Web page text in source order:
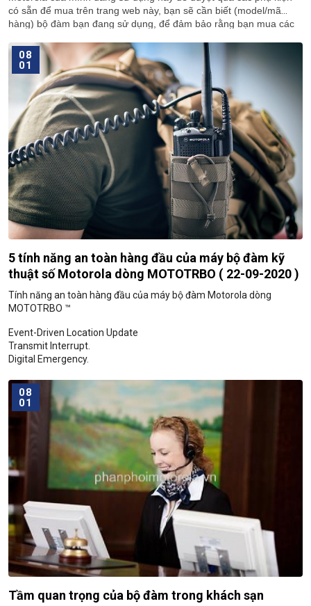
có sẵn để mua trên trang web này, bạn sẽ cần biết (model/mã
hàng) bộ đàm bạn đang sử dụng, để đảm bảo rằng bạn mua các
08
01
5 tính năng an toàn hàng đầu của máy bộ đàm kỹ
thuật số Motorola dòng MOTOTRBO ( 22-09-2020 )
Tính năng an toàn hàng đầu của máy bộ đàm Motorola dòng
MOTOTRBO ™
Event-Driven Location Update
Transmit Interrupt.
Digital Emergency.
Lone Worker and Man Down.
08
01
Tầm quan trọng của bộ đàm trong khách sạn